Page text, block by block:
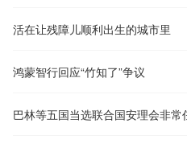
活在让残障儿顺利出生的城市里
鸿蒙智行回应“竹知了”争议